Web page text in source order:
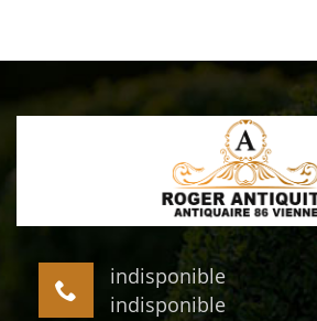
indisponible
indisponible